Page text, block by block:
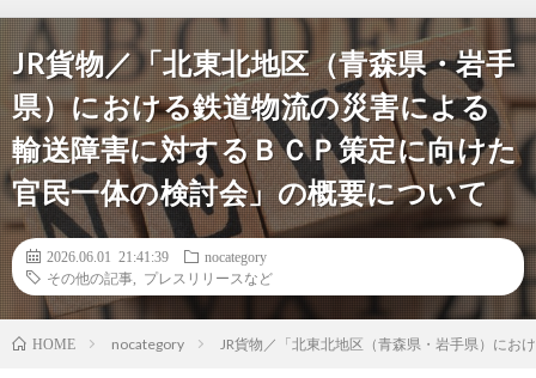
JR貨物／「北東北地区（青森県・岩手
県）における鉄道物流の災害による
輸送障害に対するＢＣＰ策定に向けた
官民一体の検討会」の概要について
2026.06.01 21:41:39
nocategory
その他の記事
プレスリリースなど
HOME nocategory JR貨物／「北東北地区（青森県・岩手県）にお